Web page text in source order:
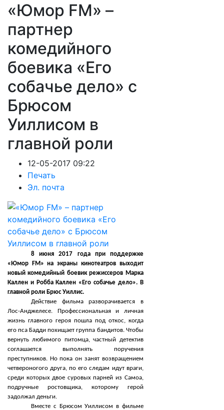
«Юмор FM» –
партнер
комедийного
боевика «Его
собачье дело» с
Брюсом
Уиллисом в
главной роли
12-05-2017 09:22
Печать
Эл. почта
8 июня 2017 года при поддержке
«Юмор FM» на экраны кинотеатров выходит
новый комедийный боевик режиссеров Марка
Каллен и Робба Каллен «Его собачье дело». В
главной роли Брюс Уиллис.
Действие фильма разворачивается в
Лос-Анджелесе. Профессиональная и личная
жизнь главного героя пошла под откос, когда
его пса Бадди похищает группа бандитов. Чтобы
вернуть любимого питомца, частный детектив
соглашается выполнять поручения
преступников. Но пока он занят возвращением
четвероногого друга, по его следам идут враги,
среди которых двое суровых парней из Самоа,
подручные ростовщика, которому герой
задолжал деньги.
Вместе с Брюсом Уиллисом в фильме